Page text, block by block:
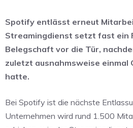
Spotify entlässt erneut
Streamingdienst setzt fast ein
Belegschaft vor die Tür,
zuletzt ausnahmsweise einmal
hatte.
Bei Spotify ist die nächste
Unternehmen wird rund 1.500